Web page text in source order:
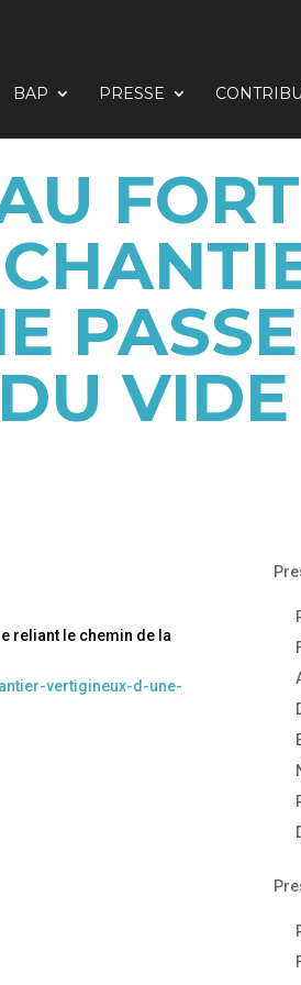
BAP PRESSE
VIDE
reliant le chemin de la
vertigineux-d-une-